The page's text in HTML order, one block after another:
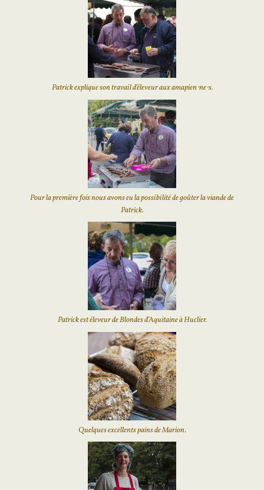
Patrick explique son travail d’éleveur aux amapien⋅ne⋅s.
Pour la première fois nous avons eu la possibilité de goûter la viande de
Patrick.
Patrick est éleveur de Blondes d’Aquitaine à Huclier.
Quelques excellents pains de Marion.